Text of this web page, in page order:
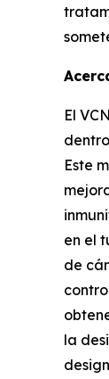
El
Este
en el
de
la